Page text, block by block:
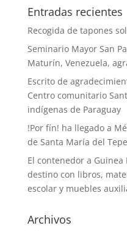
Entradas recientes
Recogida de tapones
Seminario Mayor San
Maturín, Venezuela,
Escrito de
Centro comunitario
indígenas de Paraguay
!Por fín! ha llegado a
de Santa María del
El contenedor a
destino con libros,
escolar y muebles
Archivos